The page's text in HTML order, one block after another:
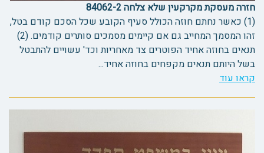
חזרה מעסקת מקרקעין שלא צלחה 84062-2
(1) כאשר נחתם חוזה הכולל סעיף הקובע שכל הסכם קודם בטל,
זהו המסמך המחייב גם אם קיימים מסמכים סותרים קודמים. (2)
תנאים בחוזה אחיד הפוטרים צד מאחריות וכד' עשויים להתבטל
בשל היותם תנאים מקפחים בחוזה אחיד...
קראו עוד